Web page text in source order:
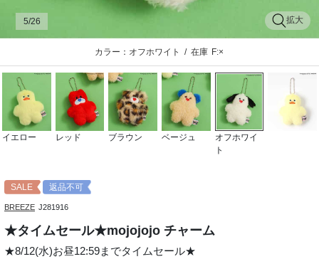
拡大
5/26
カラー：オフホワイト / 在庫 F:×
イエロー レッド ブラウン ベージュ
オフホワイ
ト
SALE 返品不可
BREEZE J281916
★タイムセール★mojojojo チャーム
★8/12(水)お昼12:59までタイムセール★